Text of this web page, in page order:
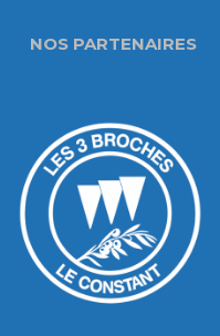
NOS PARTENAIRES